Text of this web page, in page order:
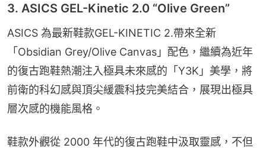
3. ASICS GEL-Kinetic 2.0 “Olive Green”
ASICS 為最新鞋款GEL-KINETIC 2.帶來全新
「Obsidian Grey/Olive Canvas」配色，繼續為近年
的復古跑鞋熱潮注入極具未來感的「Y3K」美學，將
前衛的科幻感與頂尖緩震科技完美結合，展現出極具
層次感的機能風格。
鞋款外觀從 2000 年代的復古跑鞋中汲取靈感，不但